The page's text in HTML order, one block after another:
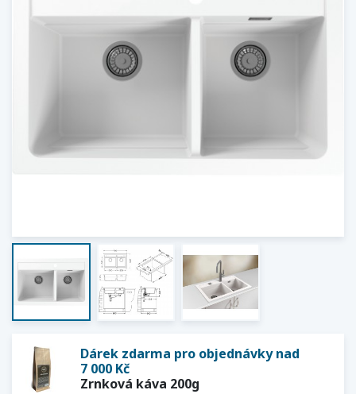
Dárek zdarma pro objednávky nad
7 000 Kč
Zrnková káva 200g